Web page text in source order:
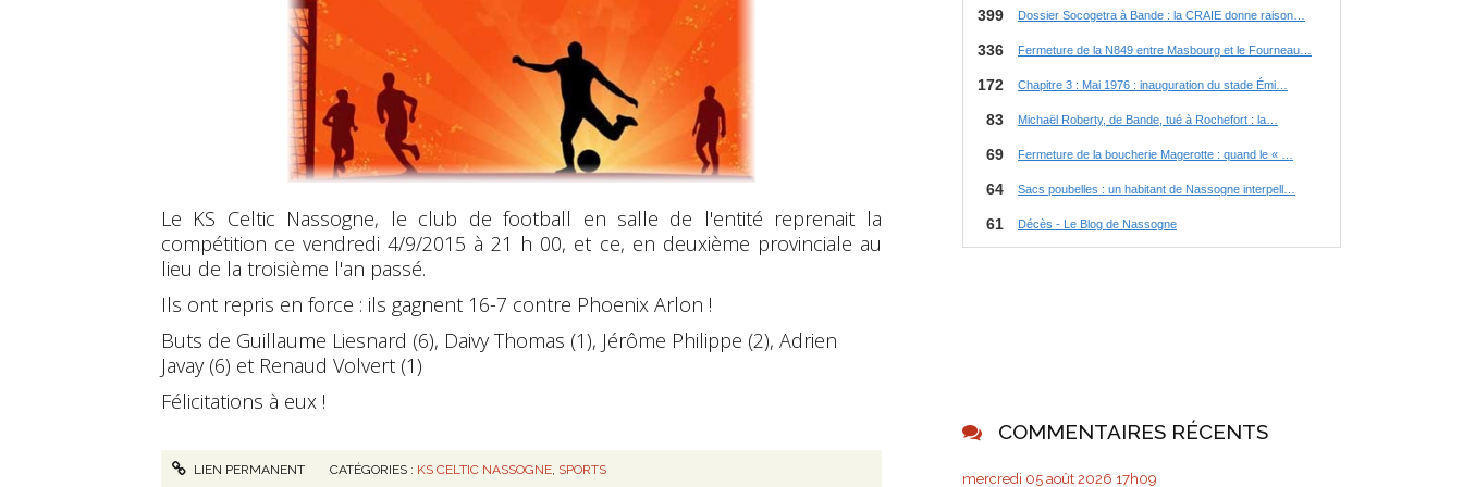
Le KS Celtic Nassogne, le club de football en salle de l'entité reprenait la
compétition ce vendredi 4/9/2015 à 21 h 00, et ce, en deuxième provinciale au
lieu de la troisième l'an passé.
Ils ont repris en force : ils gagnent 16-7 contre Phoenix Arlon !
Buts de Guillaume Liesnard (6), Daivy Thomas (1), Jérôme Philippe (2), Adrien
Javay (6) et Renaud Volvert (1)
Félicitations à eux !
LIEN PERMANENT CATÉGORIES : KS CELTIC NASSOGNE, SPORTS
COMMENTAIRES RÉCENTS
mercredi 05 août 2026 17h09